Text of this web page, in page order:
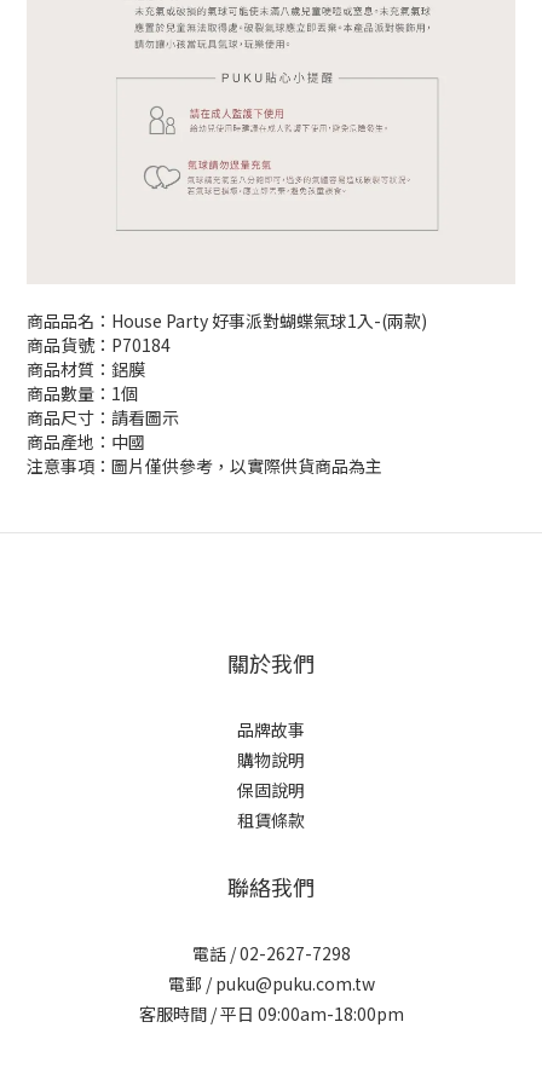
商品品名：House Party 好事派對蝴蝶氣球1入-(兩款)
商品貨號：P70184
商品材質：鋁膜
商品數量：1個
商品尺寸：請看圖示
商品產地：中國
注意事項：圖片僅供參考，以實際供貨商品為主
關於我們
品牌故事
購物說明
保固說明
租賃條款
聯絡我們
電話 / 02-2627-7298
電郵 / puku@puku.com.tw
客服時間 / 平日 09:00am-18:00pm